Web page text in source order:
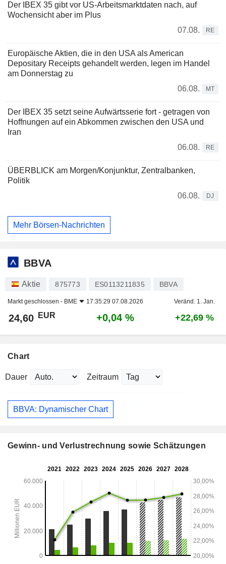
Der IBEX 35 gibt vor US-Arbeitsmarktdaten nach, auf
Wochensicht aber im Plus
07.08.
RE
Europäische Aktien, die in den USA als American
Depositary Receipts gehandelt werden, legen im Handel
am Donnerstag zu
06.08.
MT
Der IBEX 35 setzt seine Aufwärtsserie fort - getragen von
Hoffnungen auf ein Abkommen zwischen den USA und
Iran
06.08.
RE
ÜBERBLICK am Morgen/Konjunktur, Zentralbanken,
Politik
06.08.
DJ
Mehr Börsen-Nachrichten
BBVA
Aktie 875773 ES0113211835 BBVA
Markt geschlossen - BME 17:35:29 07.08.2026 Veränd. 1. Jan.
24,60 EUR +0,04 % +22,69 %
Chart
Dauer Zeitraum
BBVA: Dynamischer Chart
Gewinn- und Verlustrechnung sowie Schätzungen